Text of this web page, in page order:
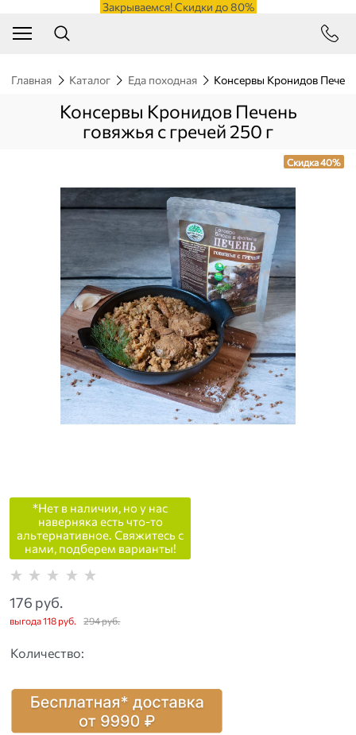
Закрываемся! Скидки до 80%
Главная Каталог Еда походная Консервы Кронидов
Консервы Кронидов Печень
говяжья с гречей 250 г
Скидка 40%
*Нет в наличии, но у нас
наверняка есть что-то
альтернативное. Свяжитесь с
нами, подберем варианты!
294 руб.
176 руб.
выгода118 руб.
Количество: